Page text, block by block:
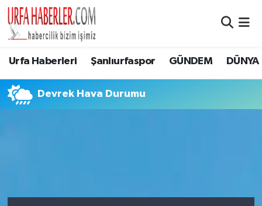
Urfa Haberleri Şanlıurfaspor GÜNDEM DÜNYA
Devrek Hava Durumu
Şanlıurfa Nöbetçi Eczaneler